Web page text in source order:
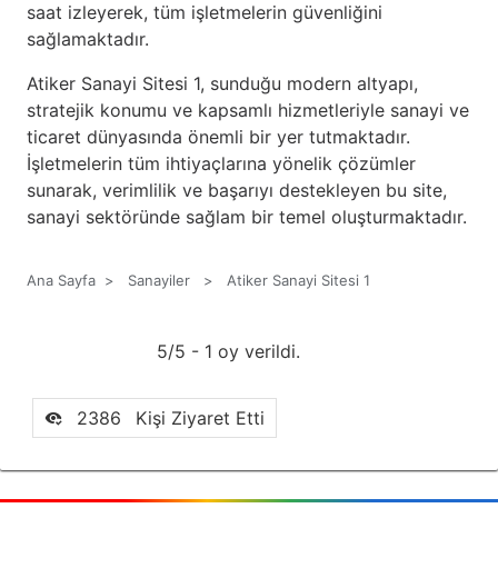
saat izleyerek, tüm işletmelerin güvenliğini
sağlamaktadır.
Atiker Sanayi Sitesi 1, sunduğu modern altyapı,
stratejik konumu ve kapsamlı hizmetleriyle sanayi ve
ticaret dünyasında önemli bir yer tutmaktadır.
İşletmelerin tüm ihtiyaçlarına yönelik çözümler
sunarak, verimlilik ve başarıyı destekleyen bu site,
sanayi sektöründe sağlam bir temel oluşturmaktadır.
Ana Sayfa > Sanayiler > Atiker Sanayi Sitesi 1
5/5 - 1 oy verildi.
2386 Kişi Ziyaret Etti